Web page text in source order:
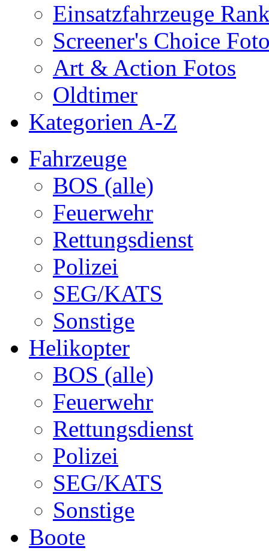
Einsatzfahrzeuge
Screener's Choice
Art & Action Fotos
Oldtimer
Kategorien A-Z
Fahrzeuge
BOS (alle)
Feuerwehr
Rettungsdienst
Polizei
SEG/KATS
Sonstige
Helikopter
BOS (alle)
Feuerwehr
Rettungsdienst
Polizei
SEG/KATS
Sonstige
Boote